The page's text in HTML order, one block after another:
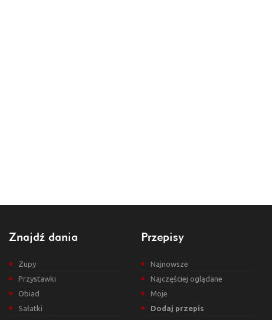
Znajdź dania
Zupy
Przystawki
Obiad
Sałatki
Przepisy
Najnowsze
Najczęściej oglądane
Moje
Dodaj przepis